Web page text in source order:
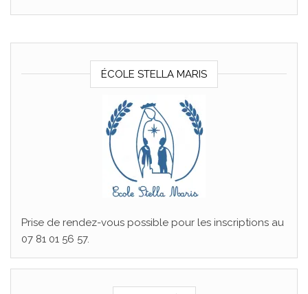
ÉCOLE STELLA MARIS
Prise de rendez-vous possible pour les inscriptions au
07 81 01 56 57.